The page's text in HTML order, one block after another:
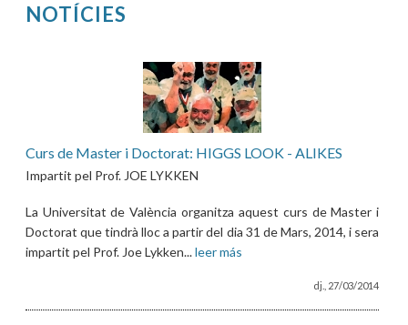
NOTÍCIES
Curs de Master i Doctorat: HIGGS LOOK - ALIKES
Impartit pel Prof. JOE LYKKEN
La Universitat de València organitza aquest curs de Master i
Doctorat que tindrà lloc a partir del dia 31 de Mars, 2014, i sera
impartit pel Prof. Joe Lykken...leer más
dj., 27/03/2014